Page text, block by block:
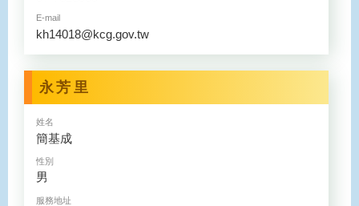
E-mail
kh14018@kcg.gov.tw
永芳里
姓名
簡基成
性別
男
服務地址